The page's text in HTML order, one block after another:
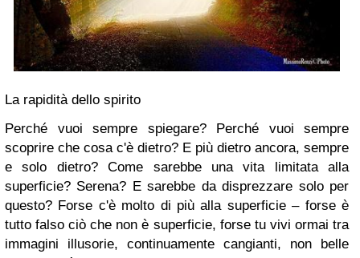
La rapidità dello spirito
Perché vuoi sempre spiegare? Perché vuoi sempre
scoprire che cosa c'è dietro? E più dietro ancora, sempre
e solo dietro? Come sarebbe una vita limitata alla
superficie? Serena? E sarebbe da disprezzare solo per
questo? Forse c'è molto di più alla superficie – forse è
tutto falso ciò che non è superficie, forse tu vivi ormai tra
immagini illusorie, continuamente cangianti, non belle